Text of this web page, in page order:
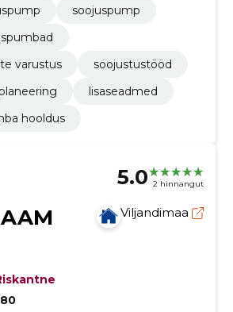
soojuspump
varustus
soojustustööd
lisaseadmed
hooldus
5.0 2 hinnangut
Viljandimaa